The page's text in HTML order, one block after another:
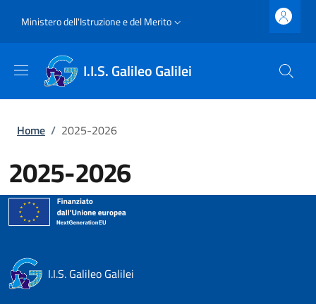
Slim top
Ministero dell'Istruzione e del Merito
I.I.S. Galileo Galilei
Briciole di pane
Home / 2025-2026
2025-2026
I.I.S. Galileo Galilei